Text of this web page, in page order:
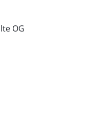
OG